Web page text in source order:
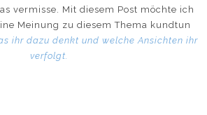
vermisse. Mit diesem Post möchte ich
Meinung zu diesem Thema kundtun
ihr dazu denkt und welche Ansichten ihr
verfolgt.